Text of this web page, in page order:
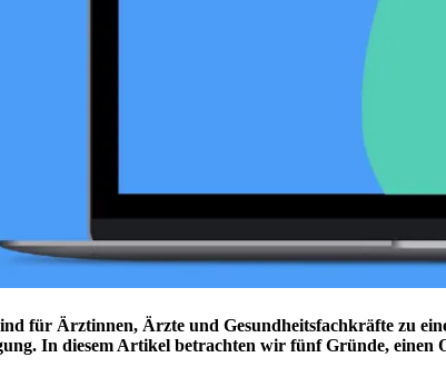
für Ärztinnen, Ärzte und Gesundheitsfachkräfte zu
In diesem Artikel betrachten wir fünf Gründe, einen